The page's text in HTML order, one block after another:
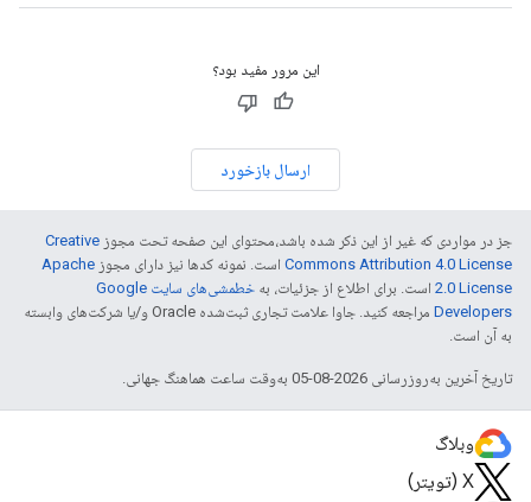
این مرور مفید بود؟
ارسال بازخورد
جز در مواردی که غیر از این ذکر شده باشد،‌محتوای این صفحه تحت مجوز Creative
Commons Attribution 4.0 License است. نمونه کدها نیز دارای مجوز Apache
2.0 License است. برای اطلاع از جزئیات، به
خطمشی‌های سایت Google
Developers‏
مراجعه کنید. جاوا علامت تجاری ثبت‌شده Oracle و/یا شرکت‌های وابسته
به آن است.
تاریخ آخرین به‌روزرسانی 2026-08-05 به‌وقت ساعت هماهنگ جهانی.
وبلاگ
X (تویتر)